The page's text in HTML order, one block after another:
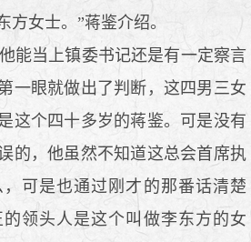
方女士。”蒋鉴介绍。
能当上镇委书记还是有一定察言
一眼就做出了判断，这四男三女
这个四十多岁的蒋鉴。可是没有
的，他虽然不知道这总会首席执
可是也通过刚才的那番话清楚
领头人是这个叫做李东方的女